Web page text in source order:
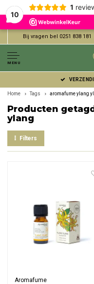
10
1
Bij vragen bel 0251 838 181
MENU
Home Tags aromafume ylang
Producten
ylang
Filters
Aromafume